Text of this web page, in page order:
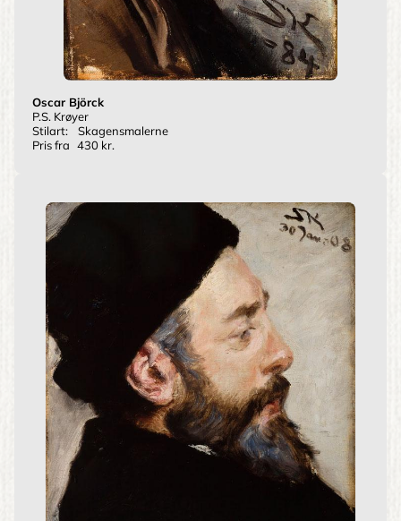
Oscar Björck
P.S. Krøyer
Stilart:
Skagensmalerne
Pris fra 430 kr.